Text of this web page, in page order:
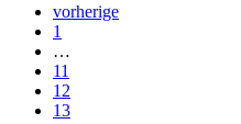
vorherige
1
…
11
12
13